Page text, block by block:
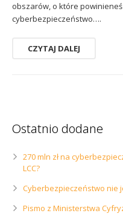
obszarów, o które
cyberbezpieczeństwo….
CZYTAJ DALEJ
Ostatnio dodane
270 mln zł na
LCC?
Cyberbezpieczeństwo nie
Pismo z Ministerstwa